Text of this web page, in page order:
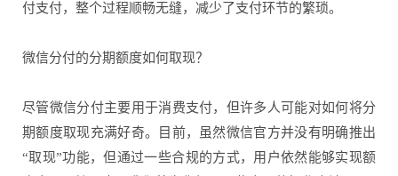
付支付，整个过程顺畅无缝，减少了支付环节的繁琐。
微信分付的分期额度如何取现？
尽管微信分付主要用于消费支付，但许多人可能对如何将分
期额度取现充满好奇。目前，虽然微信官方并没有明确推出
“取现”功能，但通过一些合规的方式，用户依然能够实现额